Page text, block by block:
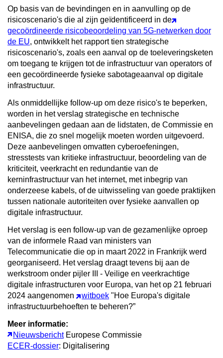
Op basis van de bevindingen en in aanvulling op de
risicoscenario's die al zijn geïdentificeerd in de
gecoördineerde risicobeoordeling van 5G-netwerken door
de EU, ontwikkelt het rapport tien strategische
risicoscenario's, zoals een aanval op de toeleveringsketen
om toegang te krijgen tot de infrastructuur van operators of
een gecoördineerde fysieke sabotageaanval op digitale
infrastructuur.
Als onmiddellijke follow-up om deze risico's te beperken,
worden in het verslag strategische en technische
aanbevelingen gedaan aan de lidstaten, de Commissie en
ENISA, die zo snel mogelijk moeten worden uitgevoerd.
Deze aanbevelingen omvatten cyberoefeningen,
stresstests van kritieke infrastructuur, beoordeling van de
kriticiteit, veerkracht en redundantie van de
kerninfrastructuur van het internet, met inbegrip van
onderzeese kabels, of de uitwisseling van goede praktijken
tussen nationale autoriteiten over fysieke aanvallen op
digitale infrastructuur.
Het verslag is een follow-up van de gezamenlijke oproep
van de informele Raad van ministers van
Telecommunicatie die op in maart 2022 in Frankrijk werd
georganiseerd. Het verslag draagt tevens bij aan de
werkstroom onder pijler III - Veilige en veerkrachtige
digitale infrastructuren voor Europa, van het op 21 februari
2024 aangenomen
witboek "Hoe Europa's digitale
infrastructuurbehoeften te beheren?”
Meer informatie:
NieuwsberichtEuropese Commissie
ECER-dossier: Digitalisering